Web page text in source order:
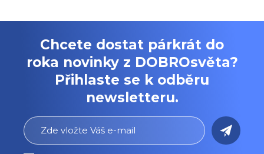
Chcete dostat párkrát do
roka novinky z DOBROsvěta?
Přihlaste se k odběru
newsletteru.